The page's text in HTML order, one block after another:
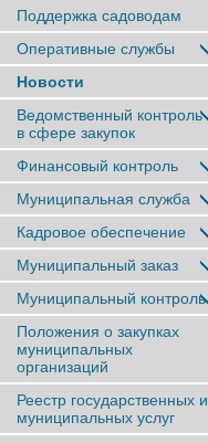
Поддержка садоводам
Оперативные службы
Новости
Ведомственный контроль
в сфере закупок
Финансовый контроль
Муниципальная служба
Кадровое обеспечение
Муниципальный заказ
Муниципальный контроль
Положения о закупках
муниципальных
организаций
Реестр государственных и
муниципальных услуг